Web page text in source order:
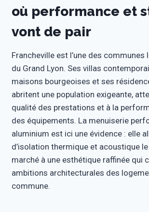
où performance et
vont de pair
Francheville est l’une des communes
du Grand Lyon. Ses villas
maisons bourgeoises et ses
abritent une population exigeante,
qualité des prestations et à la
des équipements. La menuiserie
aluminium est ici une évidence : elle
d’isolation thermique et acoustique
marché à une esthétique raffinée qui
ambitions architecturales des
commune.